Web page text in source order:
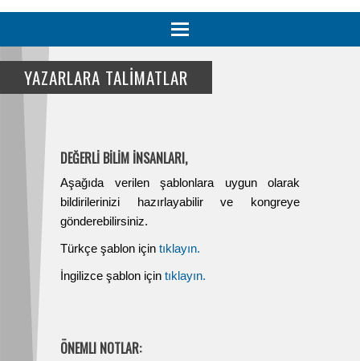
Toggle
navigation
YAZARLARA TALİMATLAR
DEĞERLİ BİLİM İNSANLARI,
Aşağıda verilen şablonlara uygun olarak
bildirilerinizi hazırlayabilir ve kongreye
gönderebilirsiniz.
Türkçe şablon için tıklayın.
İngilizce şablon için tıklayın.
ÖNEMLI NOTLAR: